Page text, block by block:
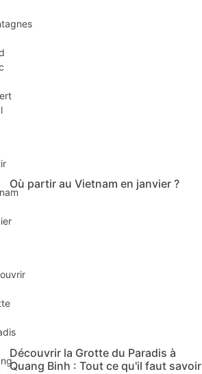
Où partir au Vietnam en janvier ?
Découvrir la Grotte du Paradis à
Quang Binh : Tout ce qu'il faut savoir